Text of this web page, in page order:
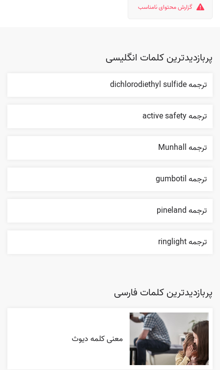
گزارش محتوای نامناسب
پربازدیدترین کلمات انگلیسی
ترجمه dichlorodiethyl sulfide
ترجمه active safety
ترجمه Munhall
ترجمه gumbotil
ترجمه pineland
ترجمه ringlight
پربازدیدترین کلمات فارسی
معنی کلمه دیوث